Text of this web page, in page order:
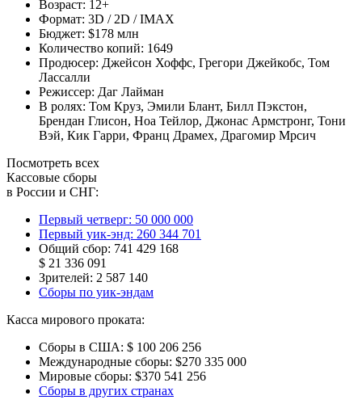
Возраст: 12+
Формат: 3D / 2D / IMAX
Бюджет: $178 млн
Количество копий: 1649
Продюсер: Джейсон Хоффс, Грегори Джейкобс, Том
Лассалли
Режиссер: Даг Лайман
В ролях: Том Круз, Эмили Блант, Билл Пэкстон,
Брендан Глисон, Ноа Тейлор, Джонас Армстронг, Тони
Вэй, Кик Гарри, Франц Драмех, Драгомир Мрсич
Посмотреть всех
Кассовые сборы
в России и СНГ:
Первый четверг: 50 000 000
Первый уик-энд: 260 344 701
Общий сбор: 741 429 168
$ 21 336 091
Зрителей: 2 587 140
Сборы по уик-эндам
Касса мирового проката:
Сборы в США: $ 100 206 256
Международные сборы: $270 335 000
Мировые сборы: $370 541 256
Сборы в других странах